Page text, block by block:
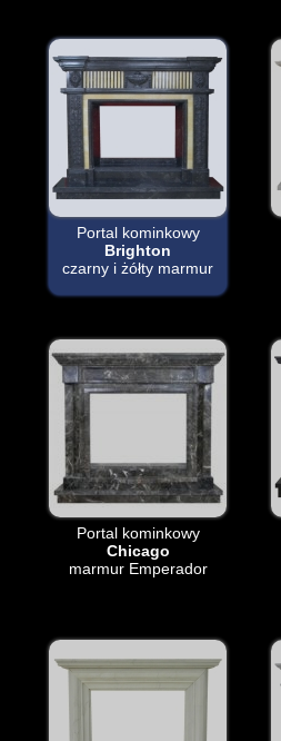
Portal kominkowy
Brighton
czarny i żółty marmur
Portal kominkowy
Chicago
marmur Emperador